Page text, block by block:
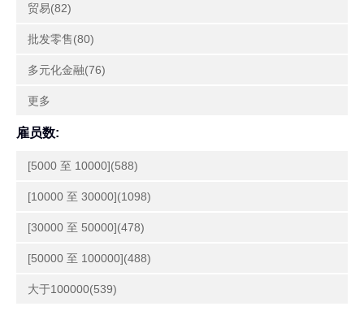
贸易(82)
批发零售(80)
多元化金融(76)
更多
雇员数:
[5000 至 10000](588)
[10000 至 30000](1098)
[30000 至 50000](478)
[50000 至 100000](488)
大于100000(539)